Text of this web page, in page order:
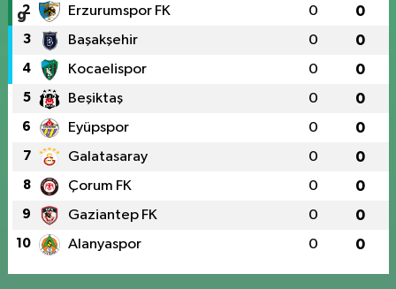
2 Erzurumspor FK 0 0
3 Başakşehir 0 0
4 Kocaelispor 0 0
5 Beşiktaş 0 0
6 Eyüpspor 0 0
7 Galatasaray 0 0
8 Çorum FK 0 0
9 Gaziantep FK 0 0
10 Alanyaspor 0 0